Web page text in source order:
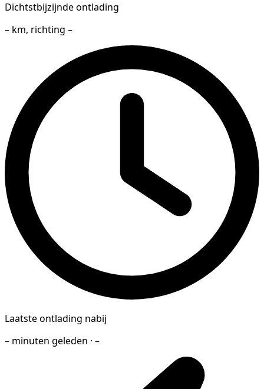
Dichtstbijzijnde ontlading
– km, richting –
Laatste ontlading nabij
– minuten geleden · –